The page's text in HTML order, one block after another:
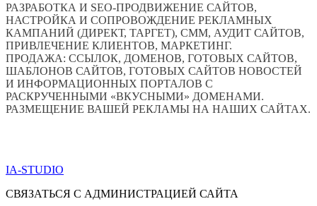
РАЗРАБОТКА И SEO-ПРОДВИЖЕНИЕ САЙТОВ,
НАСТРОЙКА И СОПРОВОЖДЕНИЕ РЕКЛАМНЫХ
КАМПАНИЙ (ДИРЕКТ, ТАРГЕТ), СММ, АУДИТ САЙТОВ,
ПРИВЛЕЧЕНИЕ КЛИЕНТОВ, МАРКЕТИНГ.
ПРОДАЖА: ССЫЛОК, ДОМЕНОВ, ГОТОВЫХ САЙТОВ,
ШАБЛОНОВ САЙТОВ, ГОТОВЫХ САЙТОВ НОВОСТЕЙ
И ИНФОРМАЦИОННЫХ ПОРТАЛОВ С
РАСКРУЧЕННЫМИ «ВКУСНЫМИ» ДОМЕНАМИ.
РАЗМЕЩЕНИЕ ВАШЕЙ РЕКЛАМЫ НА НАШИХ САЙТАХ.
IA-STUDIO
СВЯЗАТЬСЯ С АДМИНИСТРАЦИЕЙ САЙТА